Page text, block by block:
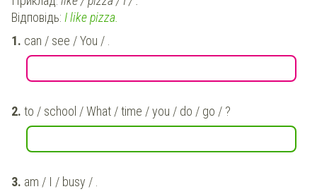
Відповідь: I like pizza.
can / see / You / .
to / school / What / time / you / do / go / ?
am / I / busy / .